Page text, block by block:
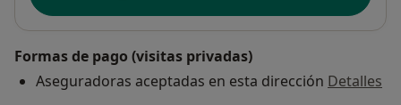
Formas de pago (visitas privadas)
Aseguradoras aceptadas en esta dirección Detalles